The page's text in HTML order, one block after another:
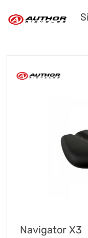
Sprawdź
34,90 zł*
Navigator X3